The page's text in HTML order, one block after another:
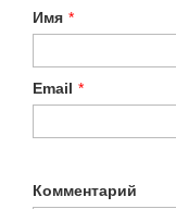
Имя *
Email *
Комментарий